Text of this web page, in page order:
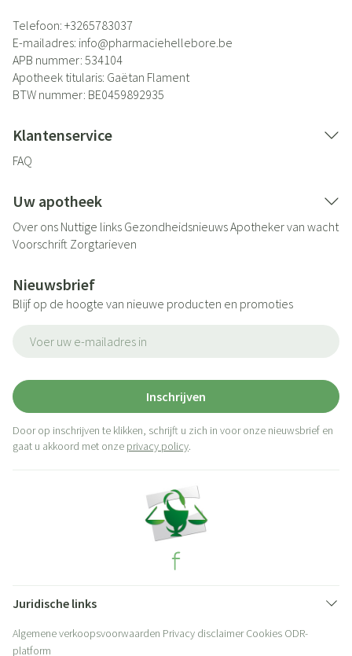
Telefoon: +3265783037
E-mailadres: info@pharmaciehellebore.be
APB nummer: 534104
Apotheek titularis: Gaëtan Flament
BTW nummer: BE0459892935
Klantenservice
FAQ
Uw apotheek
Over ons Nuttige links GezondheidsnieuwsApotheker van wacht
Voorschrift Zorgtarieven
Nieuwsbrief
Blijf op de hoogte van nieuwe producten en promoties
Inschrijven
Door op inschrijven te klikken, schrijft u zich in voor onze nieuwsbrief en
gaat u akkoord met onze privacy policy.
Juridische links
Algemene verkoopsvoorwaarden Privacy disclaimer Cookies ODR-
platform